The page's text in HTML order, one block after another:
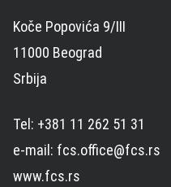
Koče Popovića 9/III
11000 Beograd
Srbija
Tel: +381 11 262 51 31
e-mail: fcs.office@fcs.rs
www.fcs.rs